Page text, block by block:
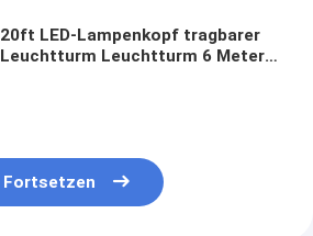
20ft LED-Lampenkopf tragbarer
Leuchtturm Leuchtturm 6 Meter
Fortsetzen